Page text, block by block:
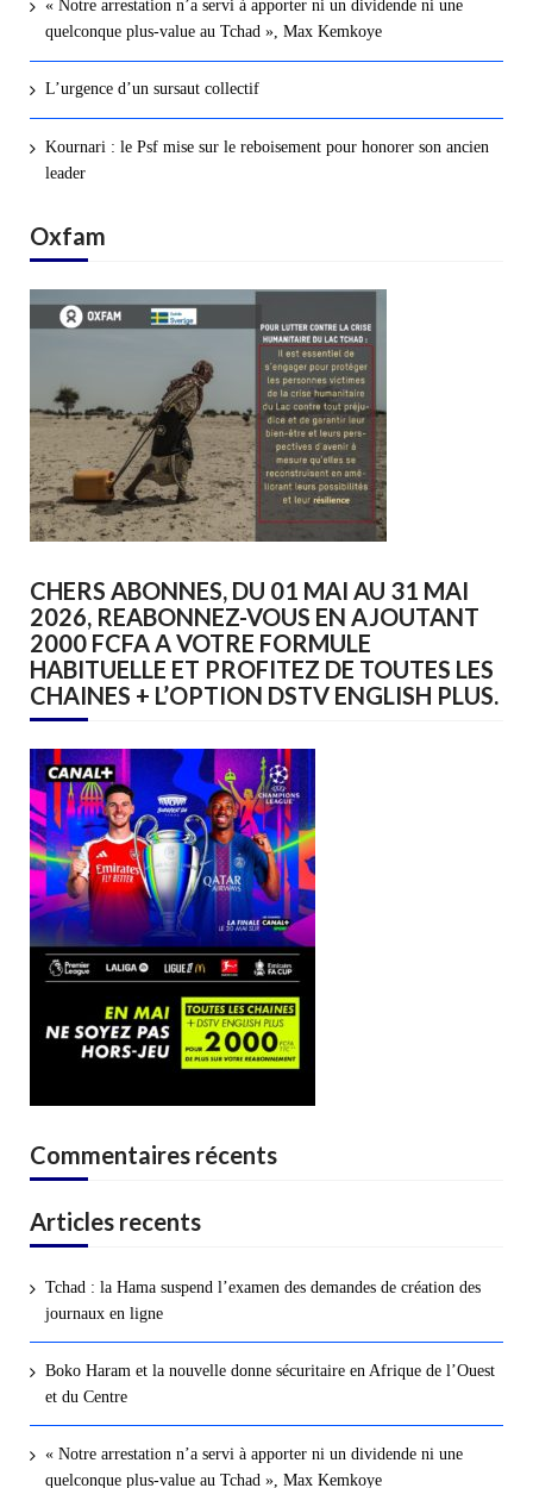
« Notre arrestation n’a servi à apporter ni un dividende ni une
quelconque plus-value au Tchad », Max Kemkoye
L’urgence d’un sursaut collectif
Kournari : le Psf mise sur le reboisement pour honorer son ancien
leader
Oxfam
CHERS ABONNES, DU 01 MAI AU 31 MAI
2026, REABONNEZ-VOUS EN AJOUTANT
2000 FCFA A VOTRE FORMULE
HABITUELLE ET PROFITEZ DE TOUTES LES
CHAINES + L’OPTION DSTV ENGLISH PLUS.
Commentaires récents
Articles recents
Tchad : la Hama suspend l’examen des demandes de création des
journaux en ligne
Boko Haram et la nouvelle donne sécuritaire en Afrique de l’Ouest
et du Centre
« Notre arrestation n’a servi à apporter ni un dividende ni une
quelconque plus-value au Tchad », Max Kemkoye